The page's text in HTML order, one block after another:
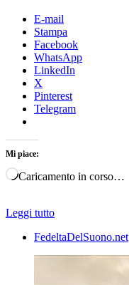
E-mail
Stampa
Facebook
WhatsApp
LinkedIn
X
Pinterest
Telegram
Mi piace:
Caricamento in corso…
Leggi tutto
FedeltaDelSuono.net